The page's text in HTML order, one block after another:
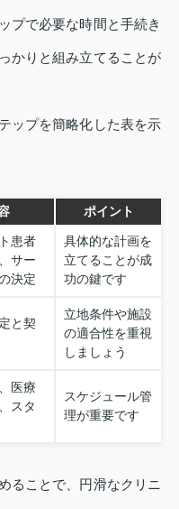
プで必要な時間と手続き
かりと組み立てることが
ップを簡略化した表を示
ポイント
患者
サー
決定
具体的な計画を
立てることが成
功の鍵です
と契
立地条件や施設
の適合性を重視
しましょう
医療
スタ
スケジュール管
理が重要です
ることで、円滑なクリニ